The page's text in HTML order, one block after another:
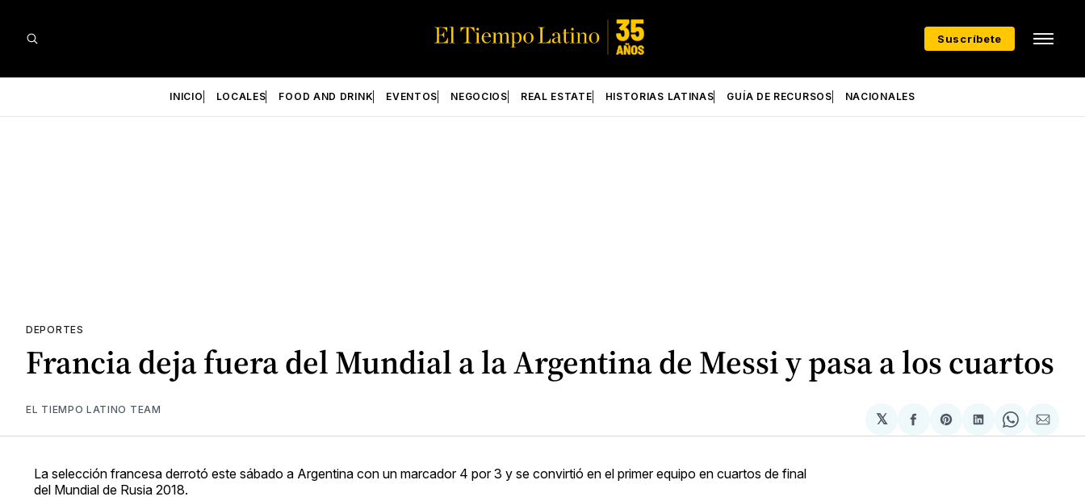
Suscríbete
INICIO LOCALES FOOD AND DRINK EVENTOS NEGOCIOS REAL ESTATE HISTORIAS LATINAS GUÍA DE RECURSOS NACIONALES
DEPORTES
Francia deja fuera del Mundial a la Argentina de Messi y pasa a los cuartos
EL TIEMPO LATINO TEAM
𝕏
Compartir
en
Share
on
Compartir
en
Share
on
via
La selección francesa derrotó este sábado a Argentina con un marcador 4 por 3 y se convirtió en el primer equipo en cuartos de final
del Mundial de Rusia 2018.